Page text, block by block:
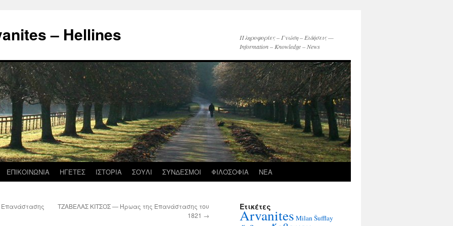
– Hellines
Πληροφορίες – Γνώση – Ειδήσεις —
Information – Knowledge – News
ΕΠΙΚΟΙΝΩΝΙΑ ΗΓΕΤΕΣ ΙΣΤΟΡΙΑ ΣΟΥΛΙ ΣΥΝΔΕΣΜΟΙ ΦΙΛΟΣΟΦΙΑ ΝΕΑ
ΤΖΑΒΕΛΑΣ ΚΙΤΣΟΣ — Ήρωας της Επανάστασης του
1821 →
Ετικέτες
Arvanites Milan Šufflay